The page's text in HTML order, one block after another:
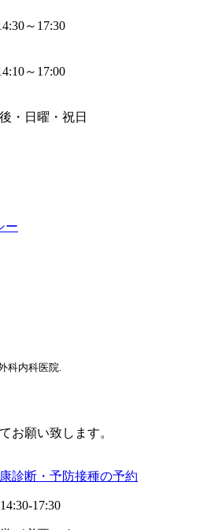
～17:30
～17:00
・日曜・祝日
ー
科内科医院.
お願い致します。
診断・予防接種の予約
17:30